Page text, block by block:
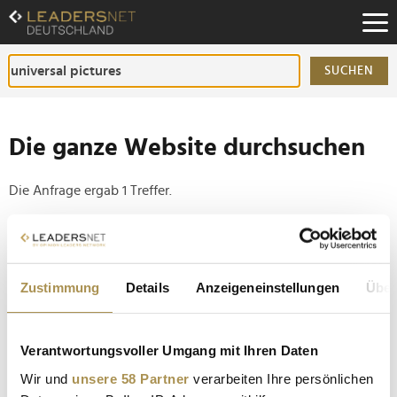
Zustimmung Details Anzeigeneinstellungen
Verantwortungsvoller Umgang mit Ihren Daten
Wir und unsere 58 Partner verarbeiten Ihre persönlichen
Zum
Inhalt
Zur
Fußzeilen-
Navigation
SUCHEN
Die ganze Website durchsuchen
Die Anfrage ergab 1 Treffer.
Tipp
Setzen Sie die gesuchten Wörter zwischen
Anführungszeichen: zb "Vorname Nachname".
Filmreife Verlustgeschäfte: Diese "Blockbuster"
haben Stars und Studios viel Geld gekostet